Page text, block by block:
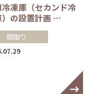
凍庫（セカンド冷
）の設置計画 …
間取り